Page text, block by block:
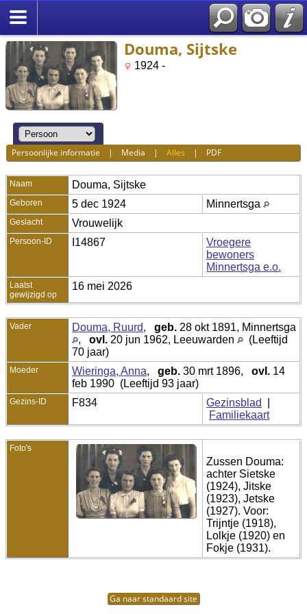
Douma, Sijtske
1924 -
Persoonlijke informatie | Media |Alles | PDF
Naam Douma, Sijtske
Geboren 5 dec 1924 Minnertsga
Geslacht Vrouwelijk
Persoon-ID I14867
Vroegere
bewoners
Minnertsga e.o.
Laatst
gewijzigd op
16 mei 2026
Vader Douma, Ruurd, geb. 28 okt 1891, Minnertsga
, ovl. 20 jun 1962, Leeuwarden
(Leeftijd
70 jaar)
Moeder Wieringa, Anna, geb. 30 mrt 1896, ovl. 14
feb 1990 (Leeftijd 93 jaar)
Gezins-ID F834 Gezinsblad
Familiekaart
Foto's
Zussen Douma:
achter Sietske
(1924), Jitske
(1923), Jetske
(1927). Voor:
Trijntje (1918),
Lolkje (1920) en
Fokje (1931).
Ga naar standaard site